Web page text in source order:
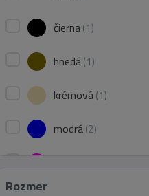
čierna(1)
hnedá(1)
krémová(1)
modrá(2)
Rozmer